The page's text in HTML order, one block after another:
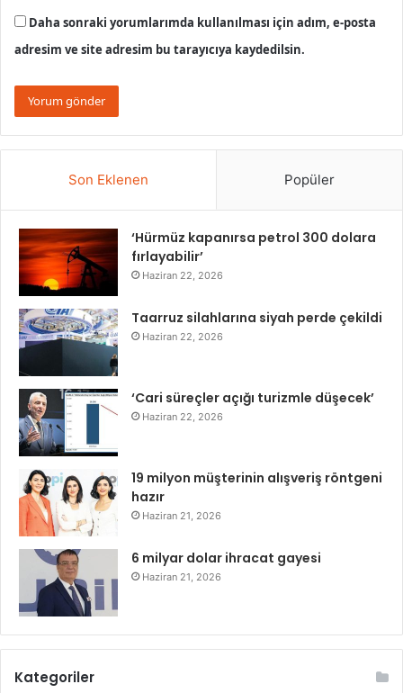
Daha sonraki yorumlarımda kullanılması için adım, e-posta
adresim ve site adresim bu tarayıcıya kaydedilsin.
Son Eklenen Popüler
‘Hürmüz kapanırsa petrol 300 dolara
fırlayabilir’
Haziran 22, 2026
Taarruz silahlarına siyah perde çekildi
Haziran 22, 2026
‘Cari süreçler açığı turizmle düşecek’
Haziran 22, 2026
19 milyon müşterinin alışveriş röntgeni
hazır
Haziran 21, 2026
6 milyar dolar ihracat gayesi
Haziran 21, 2026
Kategoriler